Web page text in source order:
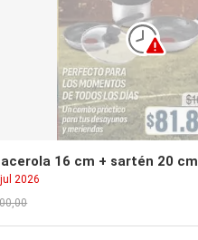
16 cm + sartén 20 cm
2026